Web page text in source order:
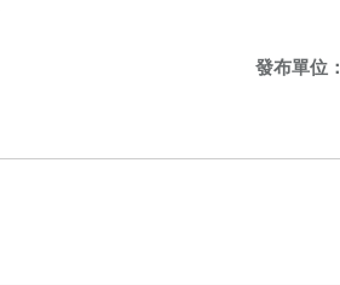
發布單位：